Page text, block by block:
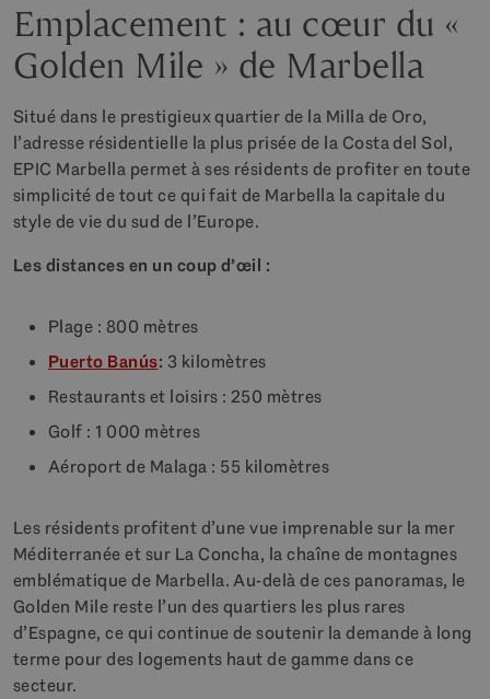
Emplacement : au cœur du «
Golden Mile » de Marbella
Situé dans le prestigieux quartier de la Milla de Oro,
l’adresse résidentielle la plus prisée de la Costa del Sol,
EPIC Marbella permet à ses résidents de profiter en toute
simplicité de tout ce qui fait de Marbella la capitale du
style de vie du sud de l’Europe.
Les distances en un coup d’œil :
Plage : 800 mètres
Puerto Banús: 3 kilomètres
Restaurants et loisirs : 250 mètres
Golf : 1 000 mètres
Aéroport de Malaga : 55 kilomètres
Les résidents profitent d’une vue imprenable sur la mer
Méditerranée et sur La Concha, la chaîne de montagnes
emblématique de Marbella. Au-delà de ces panoramas, le
Golden Mile reste l’un des quartiers les plus rares
d’Espagne, ce qui continue de soutenir la demande à long
terme pour des logements haut de gamme dans ce
secteur.